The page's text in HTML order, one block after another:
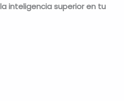
inteligencia superior en tu